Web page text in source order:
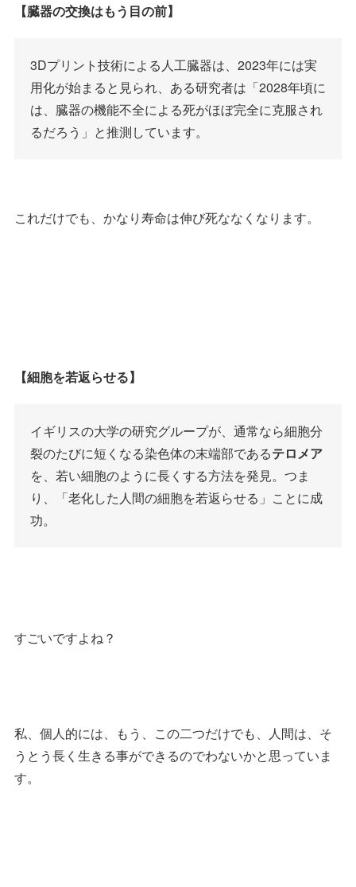
【臓器の交換はもう目の前】
3Dプリント技術による人工臓器は、2023年には実
用化が始まると見られ、ある研究者は「2028年頃に
は、臓器の機能不全による死がほぼ完全に克服され
るだろう」と推測しています。
これだけでも、かなり寿命は伸び死ななくなります。
【細胞を若返らせる】
イギリスの大学の研究グループが、通常なら細胞分
裂のたびに短くなる染色体の末端部であるテロメア
を、若い細胞のように長くする方法を発見。つま
り、「老化した人間の細胞を若返らせる」ことに成
功。
すごいですよね？
私、個人的には、もう、この二つだけでも、人間は、そ
うとう長く生きる事ができるのでわないかと思っていま
す。